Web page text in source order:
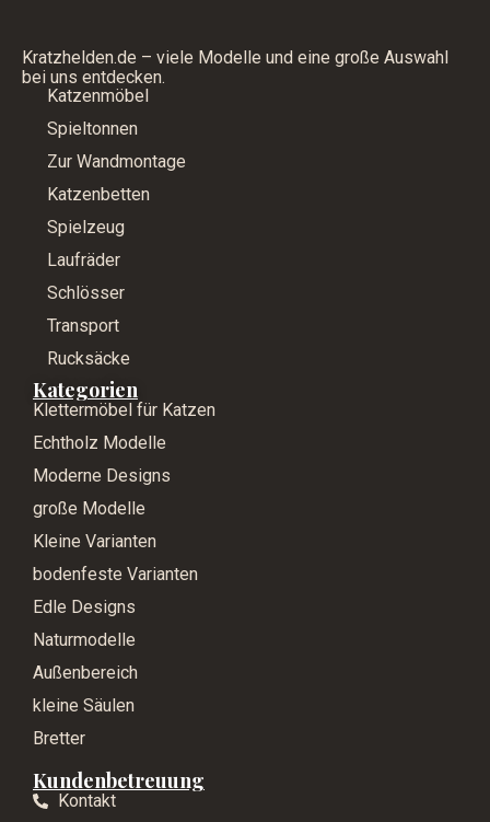
Kratzhelden.de – viele Modelle und eine große Auswahl
bei uns entdecken.
Katzenmöbel
Spieltonnen
Zur Wandmontage
Katzenbetten
Spielzeug
Laufräder
Schlösser
Transport
Rucksäcke
Kategorien
Klettermöbel für Katzen
Echtholz Modelle
Moderne Designs
große Modelle
Kleine Varianten
bodenfeste Varianten
Edle Designs
Naturmodelle
Außenbereich
kleine Säulen
Bretter
Kundenbetreuung
Kontakt